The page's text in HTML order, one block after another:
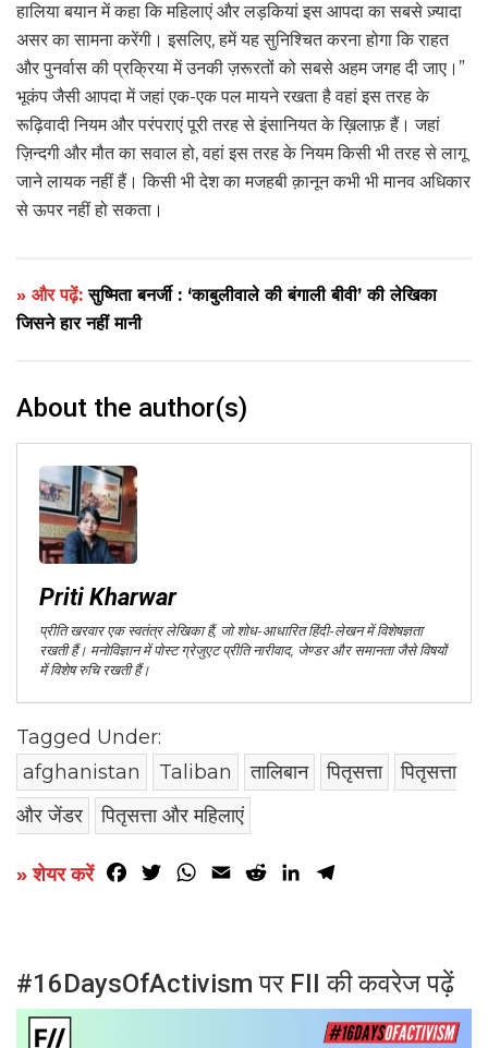
हालिया बयान में कहा कि महिलाएं और लड़कियां इस आपदा का सबसे ज़्यादा
असर का सामना करेंगी। इसलिए, हमें यह सुनिश्चित करना होगा कि राहत
और पुनर्वास की प्रक्रिया में उनकी ज़रूरतों को सबसे अहम जगह दी जाए।”
भूकंप जैसी आपदा में जहां एक-एक पल मायने रखता है वहां इस तरह के
रूढ़िवादी नियम और परंपराएं पूरी तरह से इंसानियत के ख़िलाफ़ हैं। जहां
ज़िन्दगी और मौत का सवाल हो, वहां इस तरह के नियम किसी भी तरह से लागू
जाने लायक नहीं हैं। किसी भी देश का मजहबी क़ानून कभी भी मानव अधिकार
से ऊपर नहीं हो सकता।
» और पढ़ें:सुष्मिता बनर्जी : ‘काबुलीवाले की बंगाली बीवी’ की लेखिका
जिसने हार नहीं मानी
About the author(s)
Priti Kharwar
प्रीति खरवार एक स्वतंत्र लेखिका हैं, जो शोध-आधारित हिंदी-लेखन में विशेषज्ञता
रखती हैं। मनोविज्ञान में पोस्ट ग्रेजुएट प्रीति नारीवाद, जेण्डर और समानता जैसे विषयों
में विशेष रुचि रखती हैं।
Tagged Under:
afghanistan
Taliban तालिबान पितृसत्ता
पितृसत्ता
और जेंडर
पितृसत्ता और महिलाएं
» शेयर करें Facebook
TwitterWhatsApp
Email RedditLinkedIn
#16DaysOfActivism पर FII की कवरेज पढ़ें